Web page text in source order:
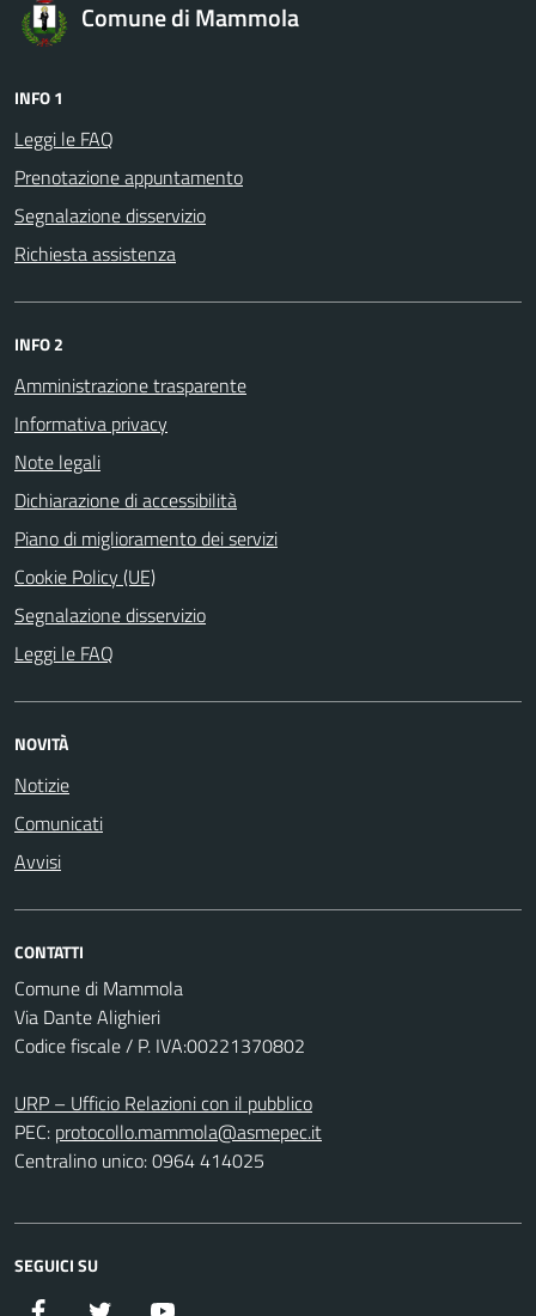
Comune di Mammola
INFO 1
Leggi le FAQ
Prenotazione appuntamento
Segnalazione disservizio
Richiesta assistenza
INFO 2
Amministrazione trasparente
Informativa privacy
Note legali
Dichiarazione di accessibilità
Piano di miglioramento dei servizi
Cookie Policy (UE)
Segnalazione disservizio
Leggi le FAQ
NOVITÀ
Notizie
Comunicati
Avvisi
CONTATTI
Comune di Mammola
Via Dante Alighieri
Codice fiscale / P. IVA:00221370802
URP – Ufficio Relazioni con il pubblico
PEC: protocollo.mammola@asmepec.it
Centralino unico: 0964 414025
SEGUICI SU
Facebook Twitter